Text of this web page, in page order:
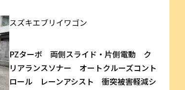
スズキエブリイワゴン
PZターボ 両側スライド・片側電動 ク
リアランスソナー オートクルーズコント
ロール レーンアシスト 衝突被害軽減シ